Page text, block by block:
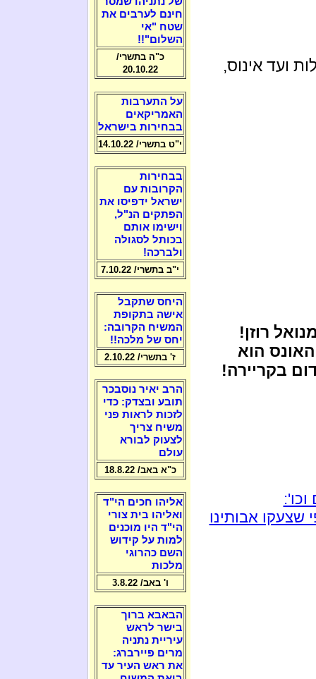
ועד אינוס,
רוזן!
הוא
בקריירה!
אבותינו
חינם לערבים את
שטח "אי
השלום"!!
כ"ה בתשרי/
20.10.22
על התערבות
האמריקאים
בבחירות בישראל
י"ט בתשרי/ 14.10.22
בבחירות
הקרובות עם
ישראל ידפיסו את
הפתקים הנ"ל,
וישימו אותם
בכותל לסגולה
ולברכה!
י"ב בתשרי/ 7.10.22
היחס שתקבל
אישה בתקופת
המשיח הקרובה:
יחס של מלכה!!
ז' בתשרי/ 2.10.22
הרב יאיר נוסבכר
תובע ובצדק: כדי
לזכות לראות פני
משיח צריך
לצעוק לבורא
עולם
כ"א באב/ 18.8.22
אליהו חכים הי"ד
ואליהו בית צורי
הי"ד היו מוכנים
למות על קידוש
השם כהרוגי
מלכות
ו' באב/ 3.8.22
הבאבא ברוך
בישר לראש
עיריית נתניה
מרים פיירברג:
את ראש העיר עד